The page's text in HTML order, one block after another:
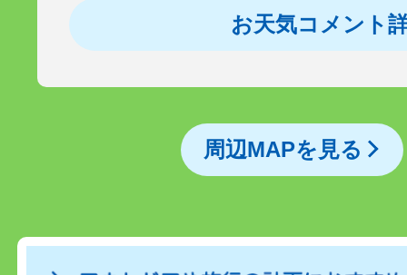
お天気コメント
周辺MAPを見る